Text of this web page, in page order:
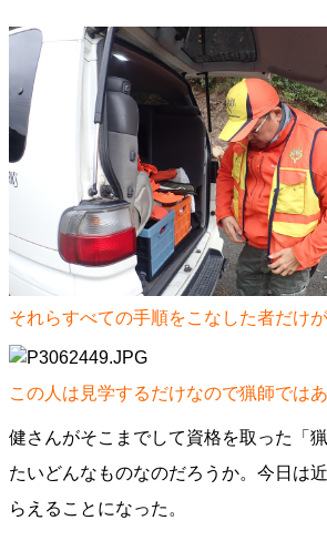
それらすべての手順をこなした者だけ
この人は見学するだけなので猟師では
健さんがそこまでして資格を取った「
たいどんなものなのだろうか。今日は
らえることになった。